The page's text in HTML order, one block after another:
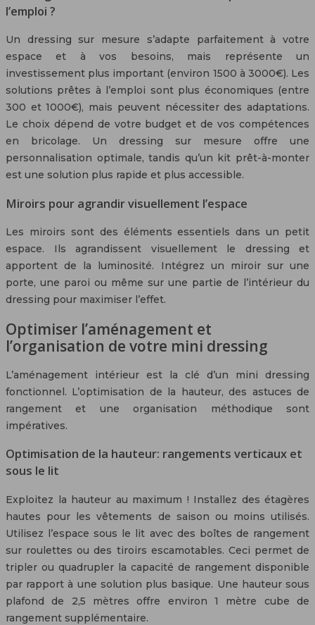
l’emploi ?
Un dressing sur mesure s’adapte parfaitement à votre
espace et à vos besoins, mais représente un
investissement plus important (environ 1500 à 3000€). Les
solutions prêtes à l’emploi sont plus économiques (entre
300 et 1000€), mais peuvent nécessiter des adaptations.
Le choix dépend de votre budget et de vos compétences
en bricolage. Un dressing sur mesure offre une
personnalisation optimale, tandis qu’un kit prêt-à-monter
est une solution plus rapide et plus accessible.
Miroirs pour agrandir visuellement l’espace
Les miroirs sont des éléments essentiels dans un petit
espace. Ils agrandissent visuellement le dressing et
apportent de la luminosité. Intégrez un miroir sur une
porte, une paroi ou même sur une partie de l’intérieur du
dressing pour maximiser l’effet.
Optimiser l’aménagement et
l’organisation de votre mini dressing
L’aménagement intérieur est la clé d’un mini dressing
fonctionnel. L’optimisation de la hauteur, des astuces de
rangement et une organisation méthodique sont
impératives.
Optimisation de la hauteur: rangements verticaux et
sous le lit
Exploitez la hauteur au maximum ! Installez des étagères
hautes pour les vêtements de saison ou moins utilisés.
Utilisez l’espace sous le lit avec des boîtes de rangement
sur roulettes ou des tiroirs escamotables. Ceci permet de
tripler ou quadrupler la capacité de rangement disponible
par rapport à une solution plus basique. Une hauteur sous
plafond de 2,5 mètres offre environ 1 mètre cube de
rangement supplémentaire.